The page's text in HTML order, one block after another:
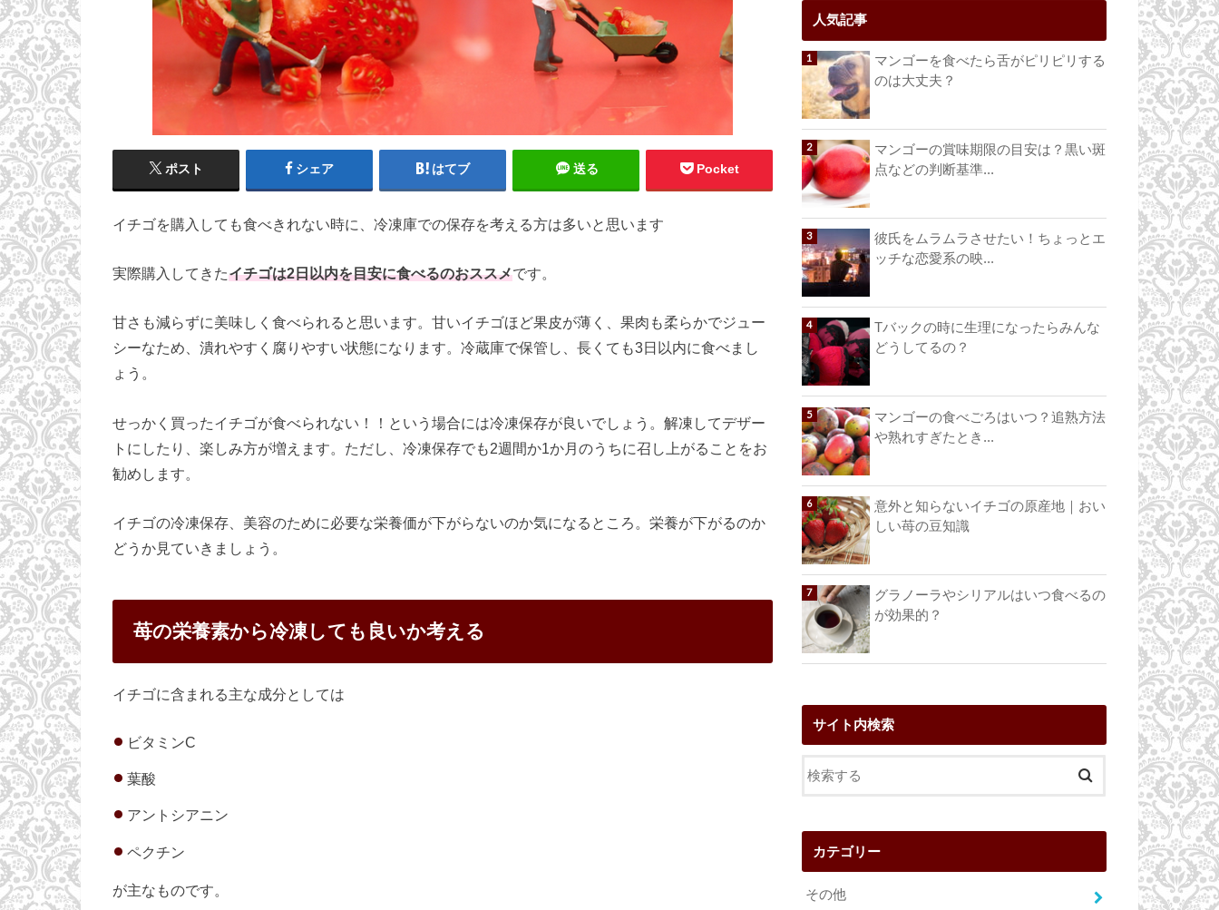
ポスト シェア はてブ 送る Pocket
イチゴを購入しても食べきれない時に、冷凍庫での保存を考える方は多いと思います
実際購入してきたイチゴは2日以内を目安に食べるのおススメです。
甘さも減らずに美味しく食べられると思います。甘いイチゴほど果皮が薄く、果肉も柔らかでジュー
シーなため、潰れやすく腐りやすい状態になります。冷蔵庫で保管し、長くても3日以内に食べまし
ょう。
せっかく買ったイチゴが食べられない！！という場合には冷凍保存が良いでしょう。解凍してデザー
トにしたり、楽しみ方が増えます。ただし、冷凍保存でも2週間か1か月のうちに召し上がることをお
勧めします。
イチゴの冷凍保存、美容のために必要な栄養価が下がらないのか気になるところ。栄養が下がるのか
どうか見ていきましょう。
苺の栄養素から冷凍しても良いか考える
イチゴに含まれる主な成分としては
ビタミンC
葉酸
アントシアニン
ペクチン
が主なものです。
人気記事
マンゴーを食べたら舌がピリピリする
のは大丈夫？
マンゴーの賞味期限の目安は？黒い斑
点などの判断基準...
彼氏をムラムラさせたい！ちょっとエ
ッチな恋愛系の映...
Tバックの時に生理になったらみんな
どうしてるの？
マンゴーの食べごろはいつ？追熟方法
や熟れすぎたとき...
意外と知らないイチゴの原産地｜おい
しい苺の豆知識
グラノーラやシリアルはいつ食べるの
が効果的？
サイト内検索
カテゴリー
その他